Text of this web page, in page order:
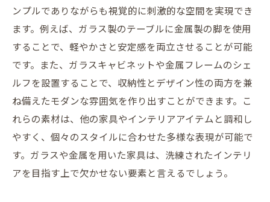
ンプルでありながらも視覚的に刺激的な空間を実現でき
ます。例えば、ガラス製のテーブルに金属製の脚を使用
することで、軽やかさと安定感を両立させることが可能
です。また、ガラスキャビネットや金属フレームのシェ
ルフを設置することで、収納性とデザイン性の両方を兼
ね備えたモダンな雰囲気を作り出すことができます。こ
れらの素材は、他の家具やインテリアアイテムと調和し
やすく、個々のスタイルに合わせた多様な表現が可能で
す。ガラスや金属を用いた家具は、洗練されたインテリ
アを目指す上で欠かせない要素と言えるでしょう。